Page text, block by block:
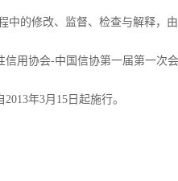
的修改、监督、检查与解释，
用协会-中国信协第一届第一次
年3月15日起施行。